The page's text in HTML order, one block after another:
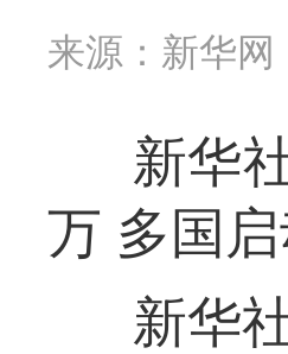
来源：新华网
新华
万 多国
新华